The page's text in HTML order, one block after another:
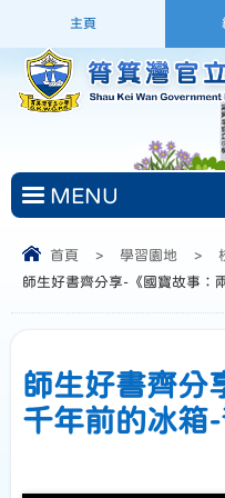
主頁
MENU
首頁 > 學習園地 >
師生好書齊分享-《國寶故事：
師生好書齊分
千年前的冰箱-